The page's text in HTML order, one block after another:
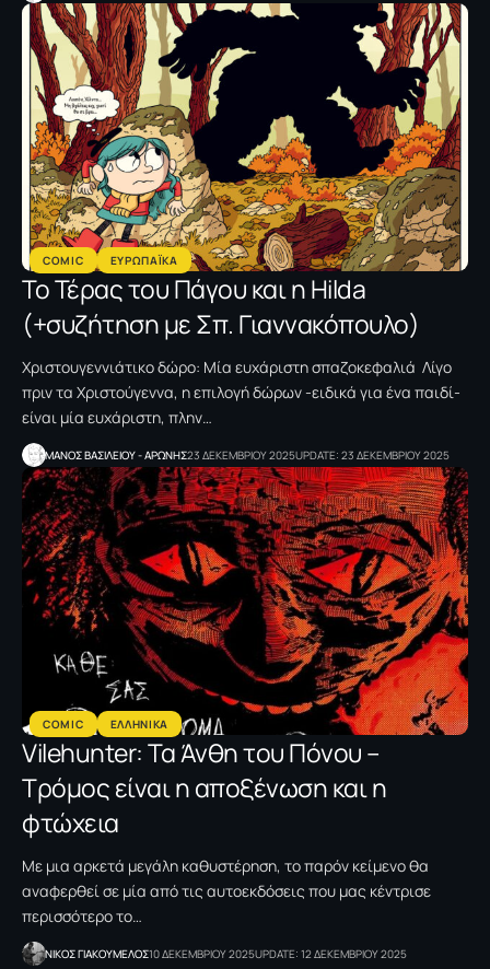
COMIC ΕΥΡΩΠΑΪΚΑ
Το Τέρας του Πάγου και η Hilda
(+συζήτηση με Σπ. Γιαννακόπουλο)
Χριστουγεννιάτικο δώρο: Μία ευχάριστη σπαζοκεφαλιά Λίγο
πριν τα Χριστούγεννα, η επιλογή δώρων -ειδικά για ένα παιδί-
είναι μία ευχάριστη, πλην…
ΜΑΝΟΣ ΒΑΣΙΛΕΙΟΥ - ΑΡΩΝΗΣ23 ΔΕΚΕΜΒΡΙΟΥ 2025UPDATE: 23 ΔΕΚΕΜΒΡΙΟΥ 2025
COMIC ΕΛΛΗΝΙΚΑ
Vilehunter: Τα Άνθη του Πόνου –
Τρόμος είναι η αποξένωση και η
φτώχεια
Mε μια αρκετά μεγάλη καθυστέρηση, το παρόν κείμενο θα
αναφερθεί σε μία από τις αυτοεκδόσεις που μας κέντρισε
περισσότερο το…
NΙΚΟΣ ΓΙΑΚΟΥΜΕΛΟΣ10 ΔΕΚΕΜΒΡΙΟΥ 2025UPDATE: 12 ΔΕΚΕΜΒΡΙΟΥ 2025